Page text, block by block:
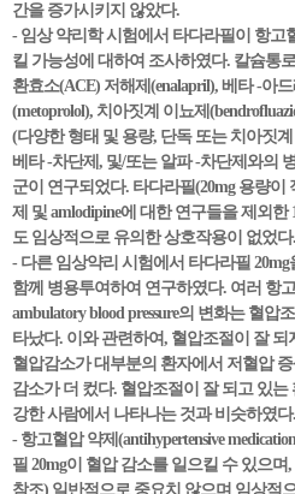
간을 증가시키지 않았다.
- 임상 약리학 시험에서 타다라필이 항고
킬 가능성에 대하여 조사하였다. 칼슘통
환효소(ACE) 저해제(enalapril), 베타 -아
(metoprolol), 치아짓계 이뇨제
(다양한 형태 및 용량, 단독 또는 치아짓
베타 -차단제, 및/또는 알파 -차단제와의
군이 연구되었다. 타다라필(20mg 용량
제 및 amlodipine에 대한 연구들을 제외
도 임상적으로 유의한 상호작용이 없었다.
- 다른 임상약리 시험에서 타다라필
함께 병용투여하여 연구하였다. 여러 항
ambulatory blood pressure의 변화는 혈압
타났다. 이와 관련하여, 혈압조절이 잘
혈압감소가 대부분의 환자에서 저혈압
감소가 더 컸다. 혈압조절이 잘 되고 있
강한 사람에서 나타나는 것과 비슷하였다.
- 항고혈압 약제(antihypertensive
필 20mg이 혈압 감소를 일으킬 수 있으
참조) 일반적으로 중요치 않으며 임상적